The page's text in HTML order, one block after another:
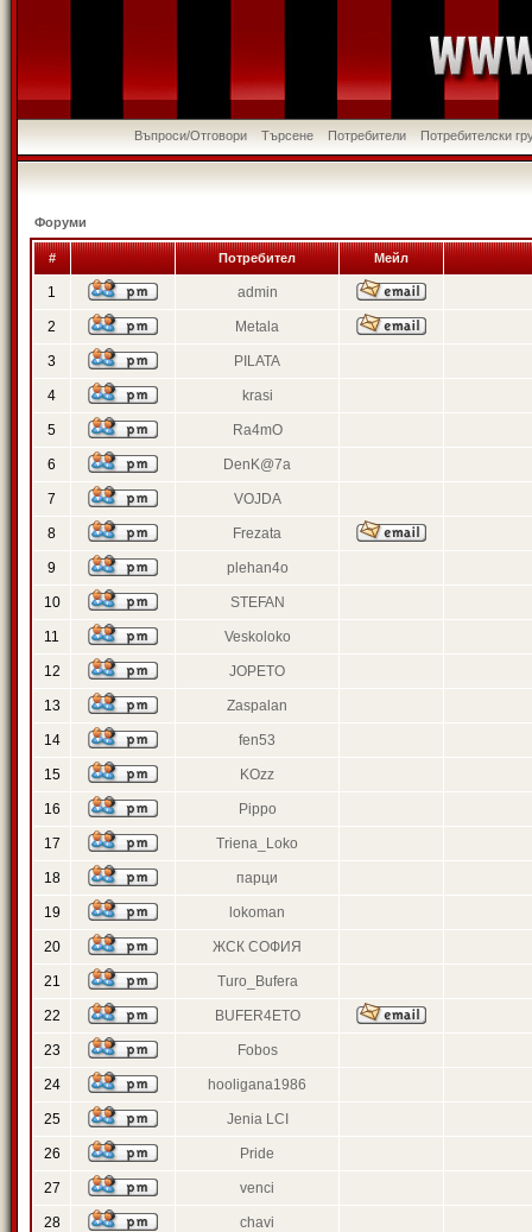
Въпроси/Отговори Търсене Потребители Потребителски
Форуми
# Потребител Мейл
1 admin
2 Metala
3 PILATA
4 krasi
5 Ra4mO
6 DenK@7a
7 VOJDA
8 Frezata
9 plehan4o
10 STEFAN
11 Veskoloko
12 JOPETO
13 Zaspalan
14 fen53
15 KOzz
16 Pippo
17 Triena_Loko
18 парци
19 lokoman
20 ЖСК СОФИЯ
21 Turo_Bufera
22 BUFER4ETO
23 Fobos
24 hooligana1986
25 Jenia LCI
26 Pride
27 venci
28 chavi